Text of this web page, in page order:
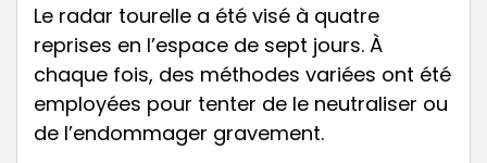
Le radar tourelle a été visé à quatre
reprises en l’espace de sept jours. À
chaque fois, des méthodes variées ont été
employées pour tenter de le neutraliser ou
de l’endommager gravement.